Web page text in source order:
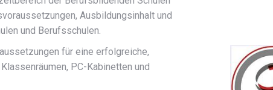
Ausbildungsinhalt und
und Berufsschulen.
für eine erfolgreiche,
PC-Kabinetten und